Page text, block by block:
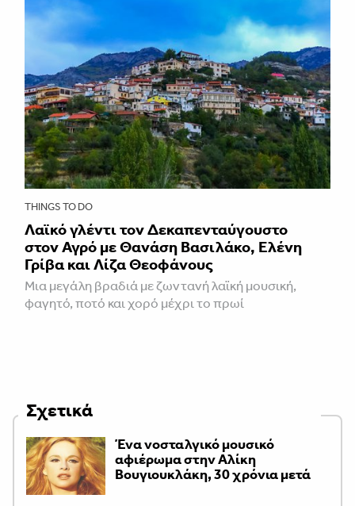
THINGS TO DO
Λαϊκό γλέντι τον Δεκαπενταύγουστο
στον Αγρό με Θανάση Βασιλάκο, Ελένη
Γρίβα και Λίζα Θεοφάνους
Μια μεγάλη βραδιά με ζωντανή λαϊκή μουσική,
φαγητό, ποτό και χορό μέχρι το πρωί
Σχετικά
Ένα νοσταλγικό μουσικό
αφιέρωμα στην Αλίκη
Βουγιουκλάκη, 30 χρόνια μετά